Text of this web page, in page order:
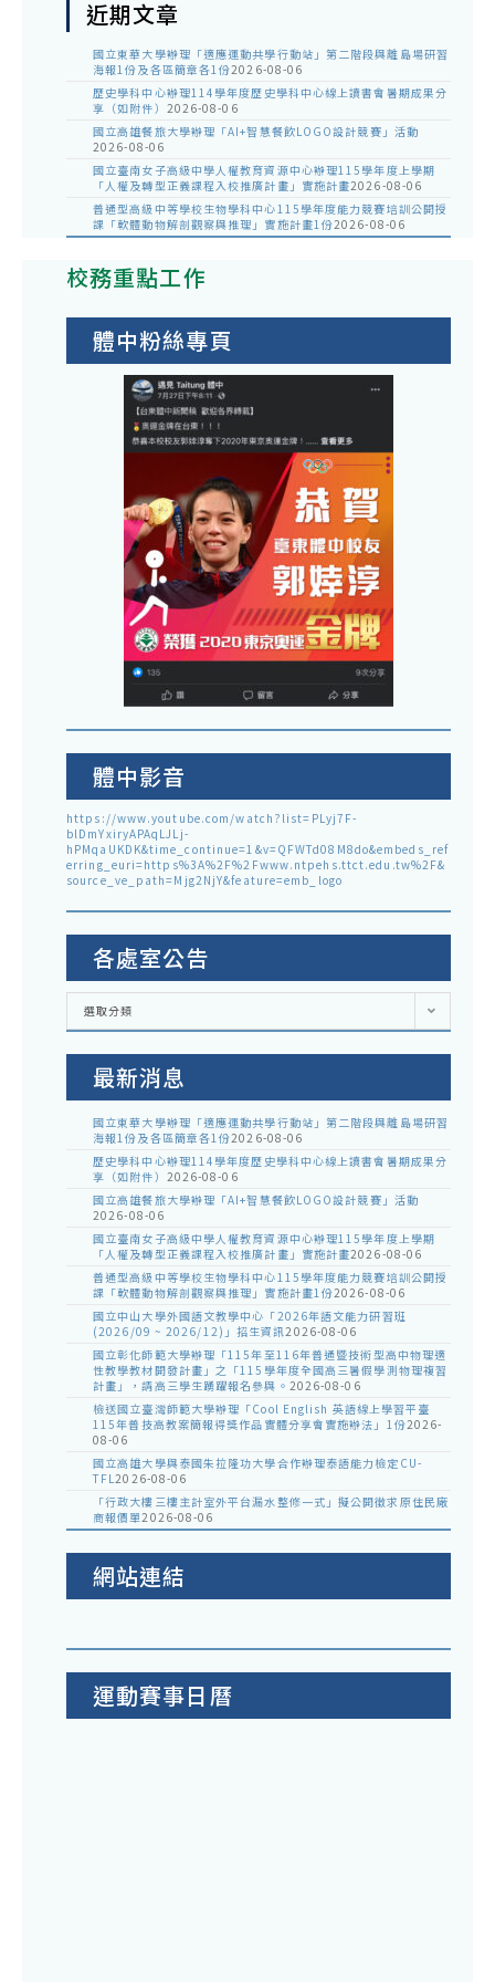
近期文章
國立東華大學辦理「適應運動共學行動站」第二階段與離島場研習
海報1份及各區簡章各1份2026-08-06
歷史學科中心辦理114學年度歷史學科中心線上讀書會暑期成果分
享（如附件） 2026-08-06
國立高雄餐旅大學辦理「AI+智慧餐飲LOGO設計競賽」活動
2026-08-06
國立臺南女子高級中學人權教育資源中心辦理115學年度上學期
「人權及轉型正義課程入校推廣計畫」實施計畫2026-08-06
普通型高級中等學校生物學科中心115學年度能力競賽培訓公開授
課「軟體動物解剖觀察與推理」實施計畫1份2026-08-06
校務重點工作
體中粉絲專頁
體中影音
https://www.youtube.com/watch?list=PLyj7F-
blDmYxiryAPAqLJLj-
hPMqaUKDK&time_continue=1&v=QFWTd08M8do&embeds_ref
erring_euri=https%3A%2F%2Fwww.ntpehs.ttct.edu.tw%2F&
source_ve_path=Mjg2NjY&feature=emb_logo
各處室公告
各
室
選取分類
最新消息
國立東華大學辦理「適應運動共學行動站」第二階段與離島場研習
海報1份及各區簡章各1份2026-08-06
歷史學科中心辦理114學年度歷史學科中心線上讀書會暑期成果分
享（如附件） 2026-08-06
國立高雄餐旅大學辦理「AI+智慧餐飲LOGO設計競賽」活動
2026-08-06
國立臺南女子高級中學人權教育資源中心辦理115學年度上學期
「人權及轉型正義課程入校推廣計畫」實施計畫2026-08-06
普通型高級中等學校生物學科中心115學年度能力競賽培訓公開授
課「軟體動物解剖觀察與推理」實施計畫1份2026-08-06
國立中山大學外國語文教學中心「2026年語文能力研習班
(2026/09 ~ 2026/12)」招生資訊2026-08-06
國立彰化師範大學辦理「115年至116年普通暨技術型高中物理適
性教學教材開發計畫」之「115學年度全國高三暑假學測物理複習
計畫」，請高三學生踴躍報名參與。 2026-08-06
檢送國立臺灣師範大學辦理「Cool English 英語線上學習平臺
115年普技高教案簡報得獎作品實體分享會實施辦法」1份2026-
08-06
國立高雄大學與泰國朱拉隆功大學合作辦理泰語能力檢定CU-
TFL2026-08-06
「行政大樓三樓主計室外平台漏水整修一式」擬公開徵求原住民廠
商報價單2026-08-06
網站連結
運動賽事日曆